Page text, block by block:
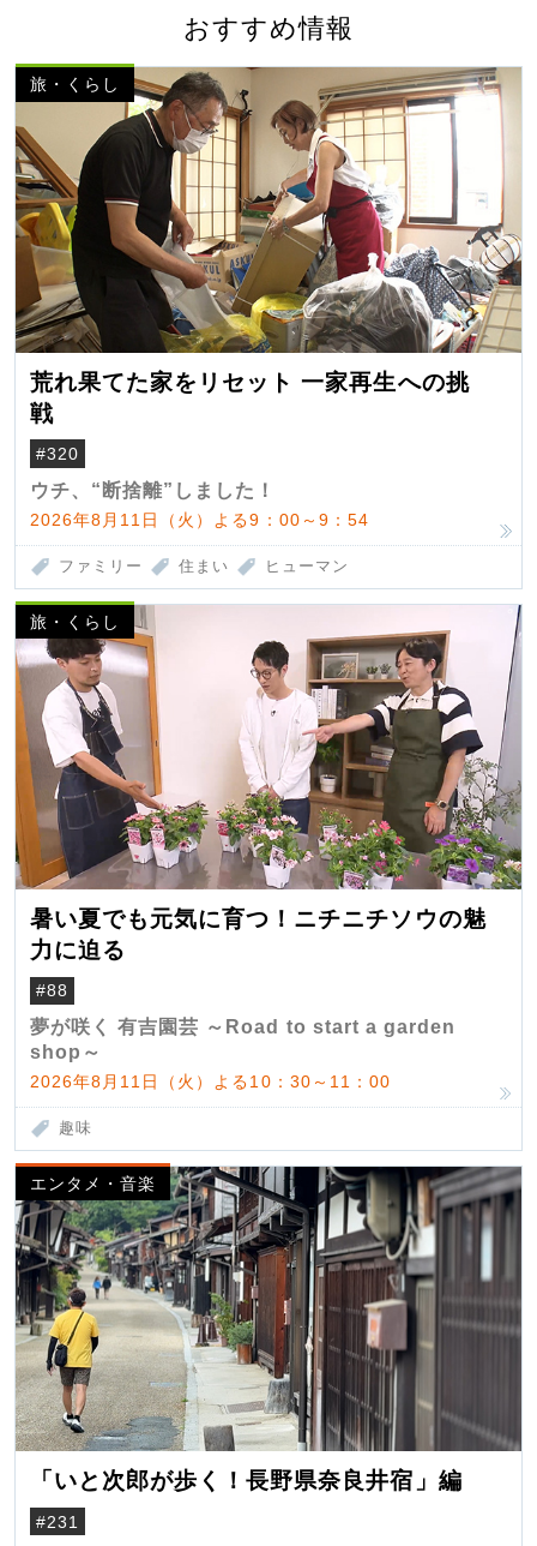
おすすめ情報
旅・くらし
荒れ果てた家をリセット 一家再生への挑
戦
#320
ウチ、“断捨離”しました！
2026年8月11日（火）よる9：00～9：54
ファミリー 住まい ヒューマン
旅・くらし
暑い夏でも元気に育つ！ニチニチソウの魅
力に迫る
#88
夢が咲く 有吉園芸 ～Road to start a garden
shop～
2026年8月11日（火）よる10：30～11：00
趣味
エンタメ・音楽
「いと次郎が歩く！長野県奈良井宿」編
#231